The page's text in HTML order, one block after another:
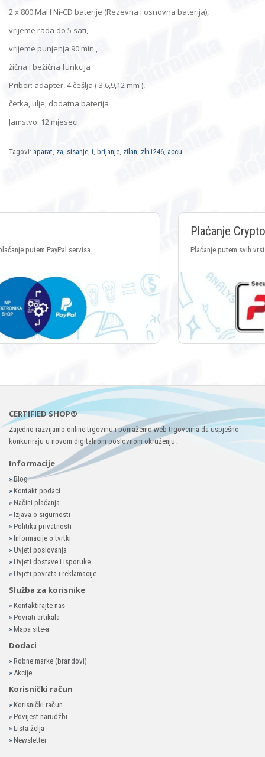
2 x 800 MaH Ni-CD baterije (Rezevna i osnovna baterija),
vrijeme rada do 5 sati,
vrijeme punjenja 90 min.,
žična i bežična funkcija
Pribor: adapter, 4 češlja ( 3,6,9,12 mm ),
četka, ulje, dodatna baterija
Jamstvo: 12 mjeseci
Tagovi: aparat, za, sisanje, i, brijanje, zilan, zln1246, accu
Plaćanje putem svih vrsta Crypto valuta
CERTIFIED SHOP®
Zajedno razvijamo online trgovinu i pomažemo web trgovcima da uspješno
konkuriraju u novom digitalnom poslovnom okruženju.
Informacije
»Blog
» Kontakt podaci
» Načini plaćanja
» Izjava o sigurnosti
» Politika privatnosti
» Informacije o tvrtki
» Uvjeti poslovanja
» Uvjeti dostave i isporuke
» Uvjeti povrata i reklamacije
Služba za korisnike
» Kontaktirajte nas
» Povrati artikala
» Mapa site-a
Dodaci
» Robne marke (brandovi)
» Akcije
Korisnički račun
» Korisnički račun
» Povijest narudžbi
» Lista želja
» Newsletter